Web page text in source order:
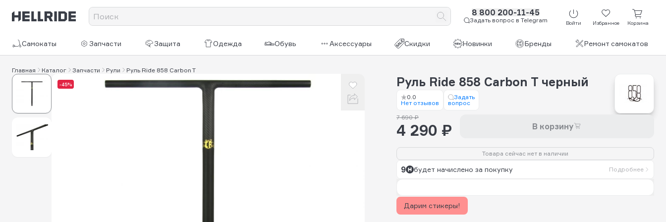
8 800 200-11-45
Задать вопрос в Telegram Войти Избранное Корзина
Самокаты Запчасти Защита Одежда Обувь Аксессуары Скидки Новинки Бренды Ремонт самокатов
Главная Каталог Запчасти Рули Руль Ride 858 Carbon T
-45% Руль Ride 858 Carbon T черный
0.0
Нет отзывов
Задать
вопрос
7 690 ₽
4 290 ₽ В корзину
Товара сейчас нет в наличии
9 будет начислено за покупку Подробнее
Дарим стикеры!